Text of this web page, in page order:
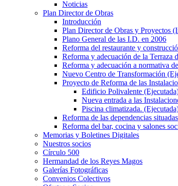
Noticias
Plan Director de Obras
Introducción
Plan Director de Obras y Proyectos
Plano General de las I.D. en 2006
Reforma del restaurante y
Reforma y adecuación de la Terraza
Reforma y adecuación a normativa
Nuevo Centro de Transformación
Proyecto de Reforma de las
Edificio Polivalente
Nueva entrada a las
Piscina climatizada.
Reforma de las dependencias
Reforma del bar, cocina y salones
Memorias y Boletines Digitales
Nuestros socios
Círculo 500
Hermandad de los Reyes Magos
Galerías Fotográficas
Convenios Colectivos